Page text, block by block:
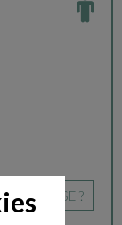
INTÉRESSE ?